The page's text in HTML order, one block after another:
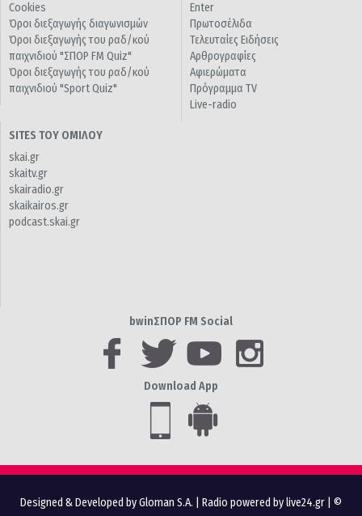
Cookies
Όροι διεξαγωγής διαγωνισμών
Όροι διεξαγωγής του ραδ/κού
παιχνιδιού "ΣΠΟΡ FM Quiz"
Όροι διεξαγωγής του ραδ/κού
παιχνιδιού "Sport Quiz"
Enter
Πρωτοσέλιδα
Τελευταίες Ειδήσεις
Αρθρογραφίες
Αφιερώματα
Πρόγραμμα TV
Live-radio
SITES ΤΟΥ ΟΜΙΛΟΥ
skai.gr
skaitv.gr
skairadio.gr
skaikairos.gr
podcast.skai.gr
bwinΣΠΟΡ FM Social
Download App
Designed & Developed by Gloman S.A. Radio powered by live24.gr | ©